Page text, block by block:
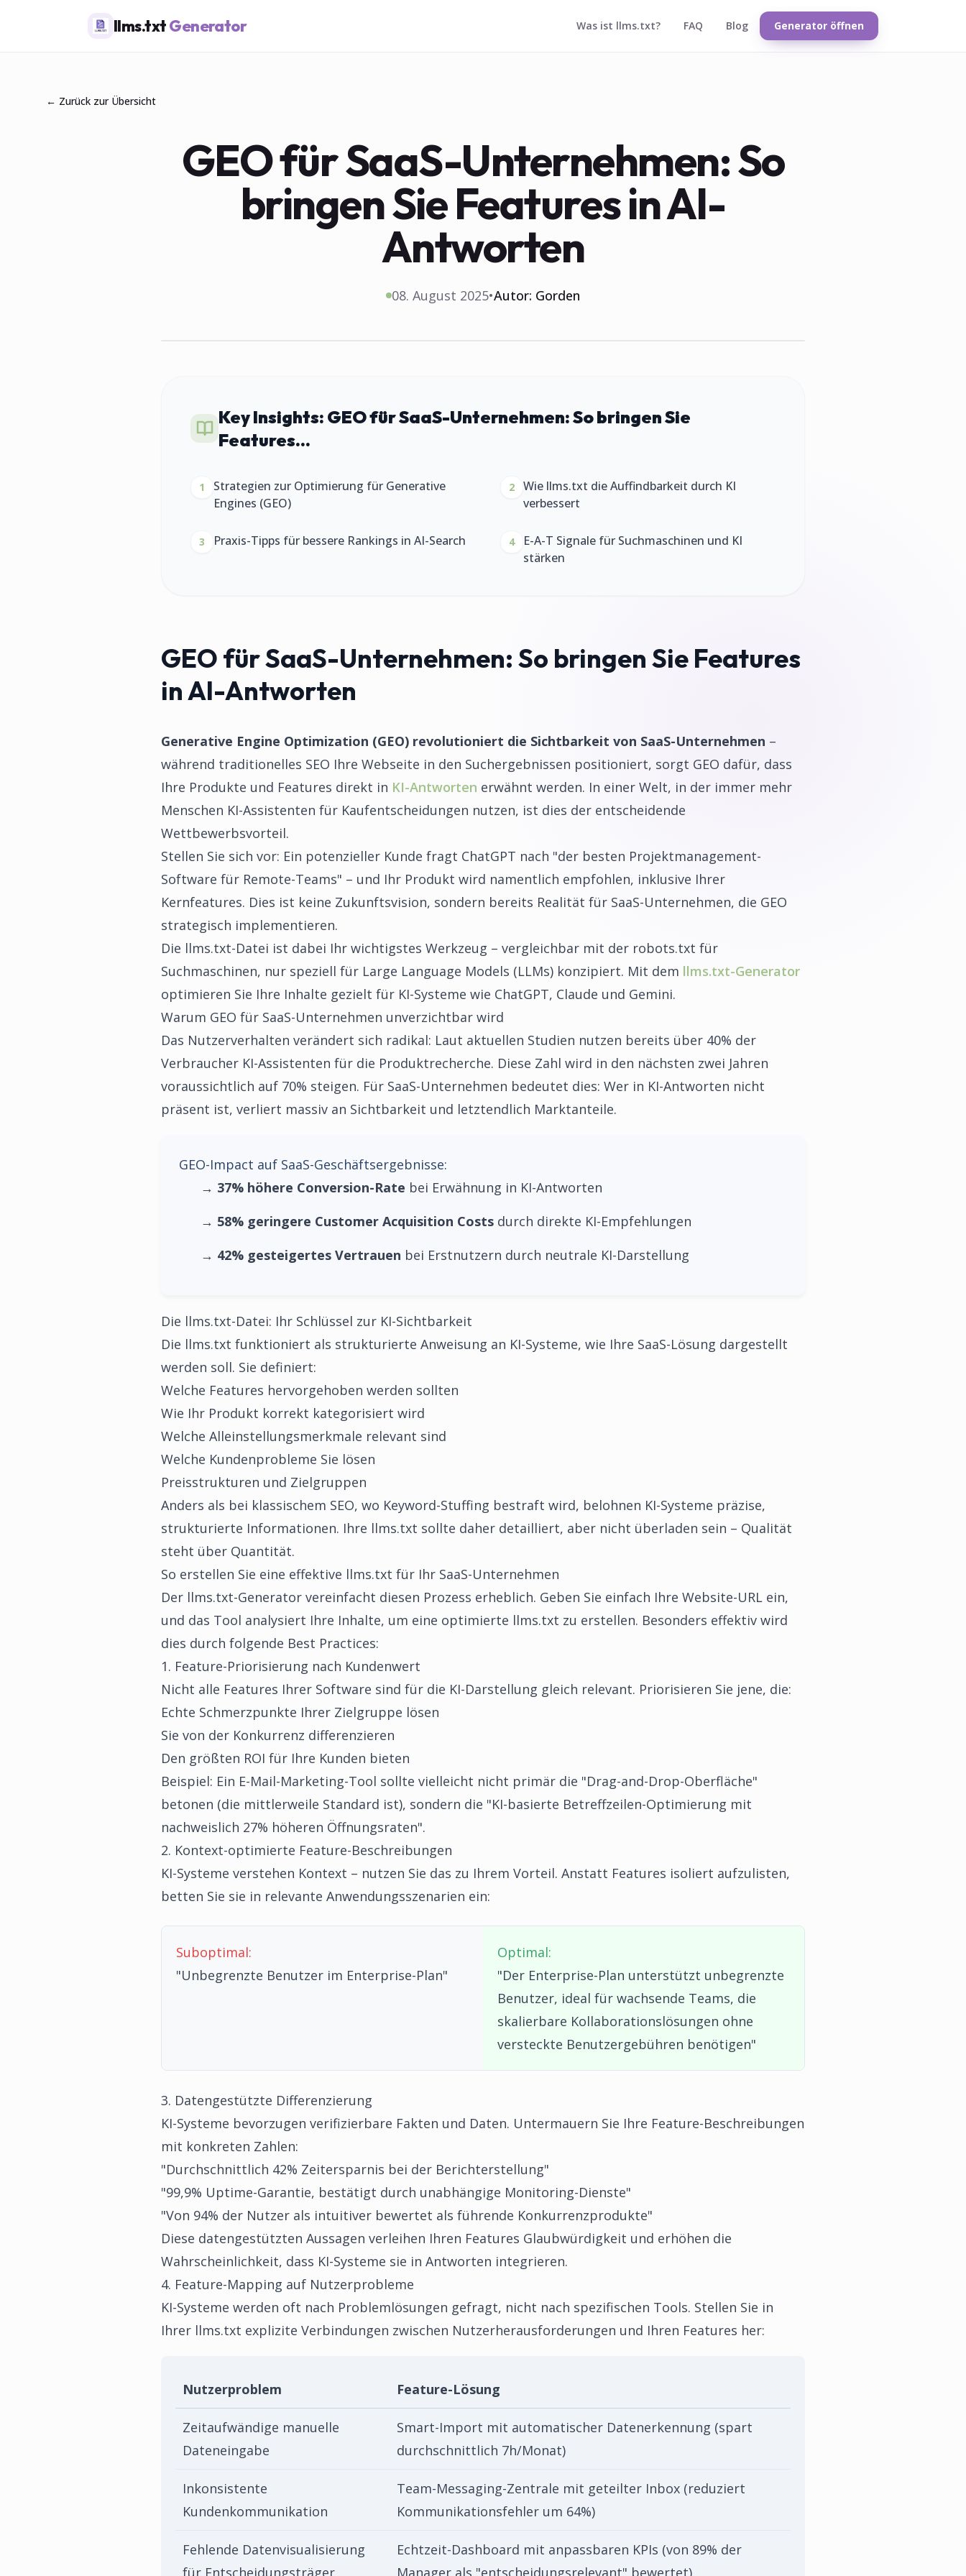
llms.txtGenerator Was ist llms.txt? FAQ Blog Generator öffnen
← Zurück zur Übersicht
GEO für SaaS-Unternehmen: So
bringen Sie Features in AI-
Antworten
08. August 2025•Autor: Gorden
Key Insights: GEO für SaaS-Unternehmen: So bringen Sie
Features...
1
Strategien zur Optimierung für Generative
Engines (GEO)
2
Wie llms.txt die Auffindbarkeit durch KI
verbessert
3 Praxis-Tipps für bessere Rankings in AI-Search 4
E-A-T Signale für Suchmaschinen und KI
stärken
GEO für SaaS-Unternehmen: So bringen Sie Features
in AI-Antworten
Generative Engine Optimization (GEO) revolutioniert die Sichtbarkeit von SaaS-Unternehmen –
während traditionelles SEO Ihre Webseite in den Suchergebnissen positioniert, sorgt GEO dafür, dass
Ihre Produkte und Features direkt in KI-Antworten erwähnt werden. In einer Welt, in der immer mehr
Menschen KI-Assistenten für Kaufentscheidungen nutzen, ist dies der entscheidende
Wettbewerbsvorteil.
Stellen Sie sich vor: Ein potenzieller Kunde fragt ChatGPT nach "der besten Projektmanagement-
Software für Remote-Teams" – und Ihr Produkt wird namentlich empfohlen, inklusive Ihrer
Kernfeatures. Dies ist keine Zukunftsvision, sondern bereits Realität für SaaS-Unternehmen, die GEO
strategisch implementieren.
Die llms.txt-Datei ist dabei Ihr wichtigstes Werkzeug – vergleichbar mit der robots.txt für
Suchmaschinen, nur speziell für Large Language Models (LLMs) konzipiert. Mit dem llms.txt-Generator
optimieren Sie Ihre Inhalte gezielt für KI-Systeme wie ChatGPT, Claude und Gemini.
Warum GEO für SaaS-Unternehmen unverzichtbar wird
Das Nutzerverhalten verändert sich radikal: Laut aktuellen Studien nutzen bereits über 40% der
Verbraucher KI-Assistenten für die Produktrecherche. Diese Zahl wird in den nächsten zwei Jahren
voraussichtlich auf 70% steigen. Für SaaS-Unternehmen bedeutet dies: Wer in KI-Antworten nicht
präsent ist, verliert massiv an Sichtbarkeit und letztendlich Marktanteile.
GEO-Impact auf SaaS-Geschäftsergebnisse:
→ 37% höhere Conversion-Rate bei Erwähnung in KI-Antworten
→ 58% geringere Customer Acquisition Costs durch direkte KI-Empfehlungen
→ 42% gesteigertes Vertrauen bei Erstnutzern durch neutrale KI-Darstellung
Die llms.txt-Datei: Ihr Schlüssel zur KI-Sichtbarkeit
Die llms.txt funktioniert als strukturierte Anweisung an KI-Systeme, wie Ihre SaaS-Lösung dargestellt
werden soll. Sie definiert:
Welche Features hervorgehoben werden sollten
Wie Ihr Produkt korrekt kategorisiert wird
Welche Alleinstellungsmerkmale relevant sind
Welche Kundenprobleme Sie lösen
Preisstrukturen und Zielgruppen
Anders als bei klassischem SEO, wo Keyword-Stuffing bestraft wird, belohnen KI-Systeme präzise,
strukturierte Informationen. Ihre llms.txt sollte daher detailliert, aber nicht überladen sein – Qualität
steht über Quantität.
So erstellen Sie eine effektive llms.txt für Ihr SaaS-Unternehmen
Der llms.txt-Generator vereinfacht diesen Prozess erheblich. Geben Sie einfach Ihre Website-URL ein,
und das Tool analysiert Ihre Inhalte, um eine optimierte llms.txt zu erstellen. Besonders effektiv wird
dies durch folgende Best Practices:
1. Feature-Priorisierung nach Kundenwert
Nicht alle Features Ihrer Software sind für die KI-Darstellung gleich relevant. Priorisieren Sie jene, die:
Echte Schmerzpunkte Ihrer Zielgruppe lösen
Sie von der Konkurrenz differenzieren
Den größten ROI für Ihre Kunden bieten
Beispiel: Ein E-Mail-Marketing-Tool sollte vielleicht nicht primär die "Drag-and-Drop-Oberfläche"
betonen (die mittlerweile Standard ist), sondern die "KI-basierte Betreffzeilen-Optimierung mit
nachweislich 27% höheren Öffnungsraten".
2. Kontext-optimierte Feature-Beschreibungen
KI-Systeme verstehen Kontext – nutzen Sie das zu Ihrem Vorteil. Anstatt Features isoliert aufzulisten,
betten Sie sie in relevante Anwendungsszenarien ein:
Suboptimal:
"Unbegrenzte Benutzer im Enterprise-Plan"
Optimal:
"Der Enterprise-Plan unterstützt unbegrenzte
Benutzer, ideal für wachsende Teams, die
skalierbare Kollaborationslösungen ohne
versteckte Benutzergebühren benötigen"
3. Datengestützte Differenzierung
KI-Systeme bevorzugen verifizierbare Fakten und Daten. Untermauern Sie Ihre Feature-Beschreibungen
mit konkreten Zahlen:
"Durchschnittlich 42% Zeitersparnis bei der Berichterstellung"
"99,9% Uptime-Garantie, bestätigt durch unabhängige Monitoring-Dienste"
"Von 94% der Nutzer als intuitiver bewertet als führende Konkurrenzprodukte"
Diese datengestützten Aussagen verleihen Ihren Features Glaubwürdigkeit und erhöhen die
Wahrscheinlichkeit, dass KI-Systeme sie in Antworten integrieren.
4. Feature-Mapping auf Nutzerprobleme
KI-Systeme werden oft nach Problemlösungen gefragt, nicht nach spezifischen Tools. Stellen Sie in
Ihrer llms.txt explizite Verbindungen zwischen Nutzerherausforderungen und Ihren Features her:
Nutzerproblem Feature-Lösung
Zeitaufwändige manuelle
Dateneingabe
Smart-Import mit automatischer Datenerkennung (spart
durchschnittlich 7h/Monat)
Inkonsistente
Kundenkommunikation
Team-Messaging-Zentrale mit geteilter Inbox (reduziert
Kommunikationsfehler um 64%)
Fehlende Datenvisualisierung
für Entscheidungsträger
Echtzeit-Dashboard mit anpassbaren KPIs (von 89% der
Manager als "entscheidungsrelevant" bewertet)